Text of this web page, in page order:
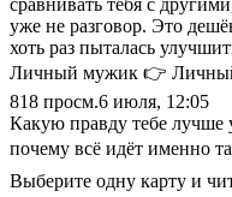
уже не разговор. Это
хоть раз пыталась
Личный мужик 👉
818 просм.6 июля, 12:05
Какую правду тебе лучше
почему всё идёт именно
Выберите одну карту и